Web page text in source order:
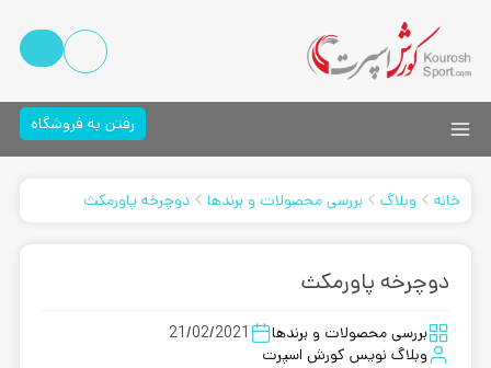
رفتن به فروشگاه
خانه وبلاگ بررسی محصولات و برندها دوچرخه پاورمكث
دوچرخه پاورمكث
بررسی محصولات و برندها
21/02/2021
وبلاگ نویس کورش اسپرت